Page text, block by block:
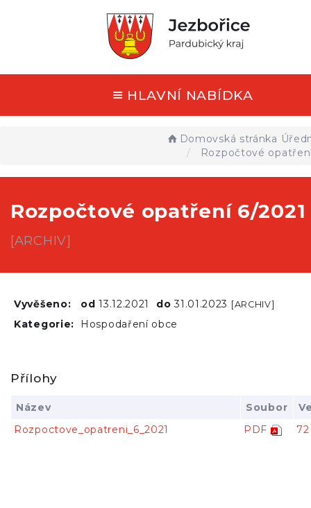
HLAVNÍ NABÍDKA
Domovská stránka
Rozpočtové
Rozpočtové opatření 6/2021
[ARCHIV]
Vyvěšeno: od13.12.2021 do31.01.2023 [ARCHIV]
Kategorie: Hospodaření obce
Přílohy
Název Soubor
Rozpoctove_opatreni_6_2021
PDF